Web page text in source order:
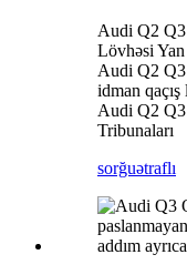
Audi Q2
Lövhəsi
Audi Q2
idman qaçış
Audi Q2 Q3
Tribunaları
sorğuətraflı